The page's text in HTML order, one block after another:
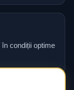
condiții optime